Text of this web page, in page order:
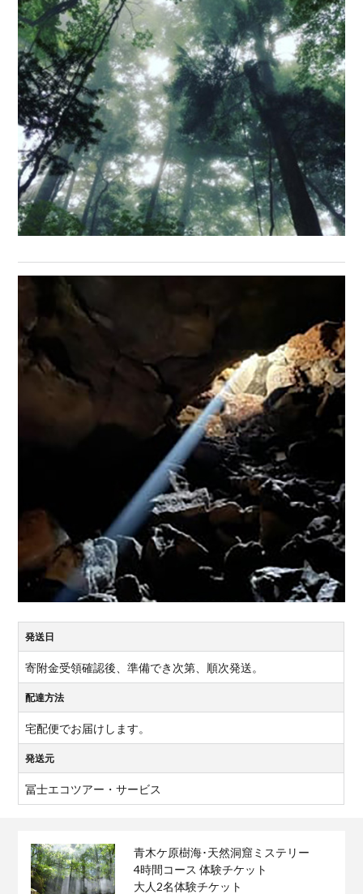
発送日
寄附金受領確認後、準備でき次第、順次発送。
配達方法
宅配便でお届けします。
発送元
冨士エコツアー・サービス
青木ケ原樹海･天然洞窟ミステリー
4時間コース 体験チケット
大人2名体験チケット